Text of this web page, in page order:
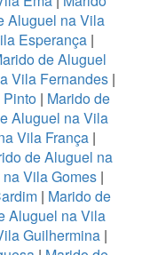
Aluguel na Vila
Esperança |
de Aluguel
Vila Fernandes |
| Marido de
Aluguel na Vila
Vila França |
de Aluguel na
Vila Gomes|
| Marido de
Aluguel na Vila
Guilhermina|